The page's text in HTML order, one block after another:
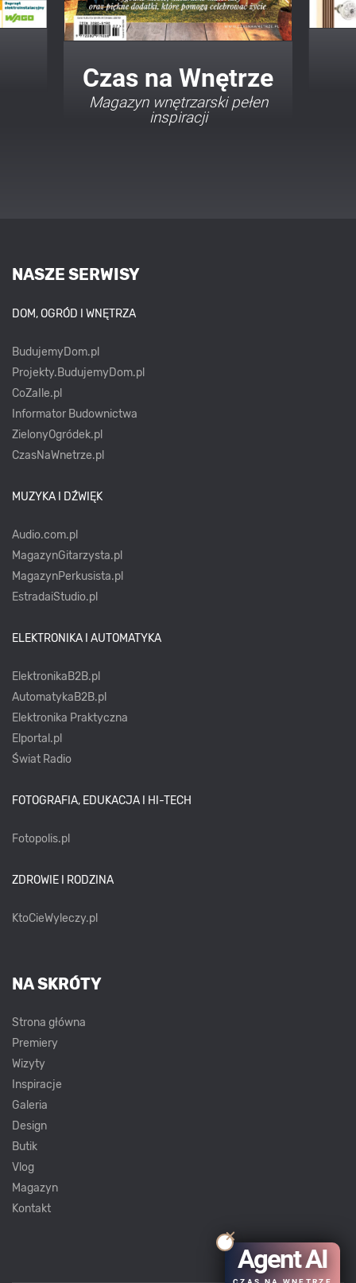
Twój Dom Twój Styl
Porady i inspiracje w
najmodniejszych stylach
NASZE SERWISY
DOM, OGRÓD I WNĘTRZA
BudujemyDom.pl
Projekty.BudujemyDom.pl
CoZaIle.pl
Informator Budownictwa
ZielonyOgródek.pl
CzasNaWnetrze.pl
MUZYKA I DŹWIĘK
Audio.com.pl
MagazynGitarzysta.pl
MagazynPerkusista.pl
EstradaiStudio.pl
ELEKTRONIKA I AUTOMATYKA
ElektronikaB2B.pl
AutomatykaB2B.pl
Elektronika Praktyczna
Elportal.pl
Świat Radio
FOTOGRAFIA, EDUKACJA I HI-TECH
Fotopolis.pl
ZDROWIE I RODZINA
KtoCieWyleczy.pl
NA SKRÓTY
Strona główna
Premiery
Wizyty
Inspiracje
Galeria
Design
Butik
Vlog
Magazyn
Kontakt
Agent AI